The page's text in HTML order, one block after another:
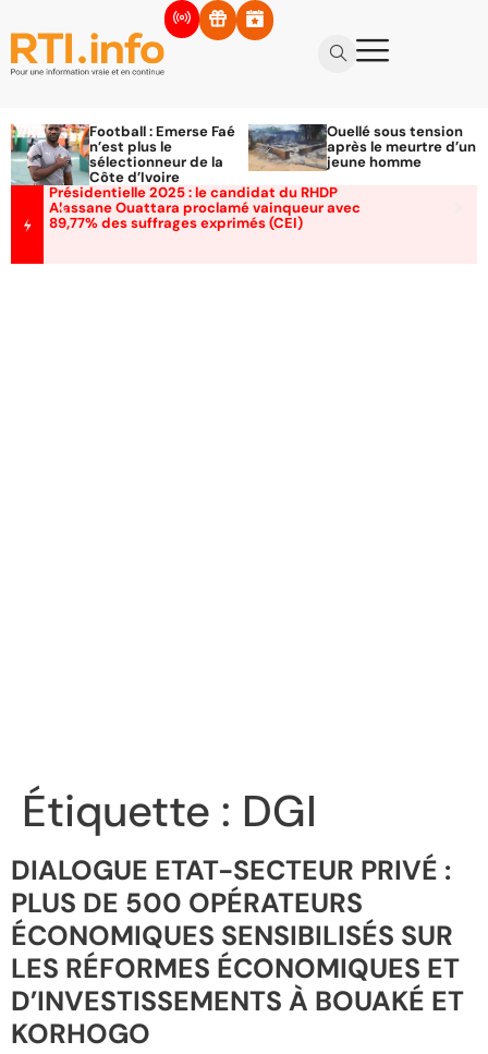
Football : Emerse Faé
n’est plus le
sélectionneur de la
Côte d’Ivoire
Ouellé sous tension
après le meurtre d’un
jeune homme
Présidentielle 2025 : le candidat du RHDP
Alassane Ouattara proclamé vainqueur avec
89,77% des suffrages exprimés (CEI)
Étiquette : DGI
DIALOGUE ETAT-SECTEUR PRIVÉ :
PLUS DE 500 OPÉRATEURS
ÉCONOMIQUES SENSIBILISÉS SUR
LES RÉFORMES ÉCONOMIQUES ET
D’INVESTISSEMENTS À BOUAKÉ ET
KORHOGO